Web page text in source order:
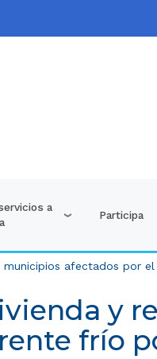
a
Participa
municipios afectados por
y
frío